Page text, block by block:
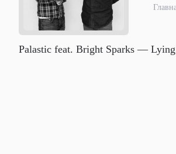
Palastic feat. Bright Sparks —